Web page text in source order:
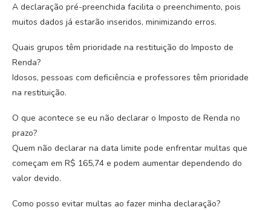
A declaração pré-preenchida facilita o preenchimento, pois
muitos dados já estarão inseridos, minimizando erros.
Quais grupos têm prioridade na restituição do Imposto de
Renda?
Idosos, pessoas com deficiência e professores têm prioridade
na restituição.
O que acontece se eu não declarar o Imposto de Renda no
prazo?
Quem não declarar na data limite pode enfrentar multas que
começam em R$ 165,74 e podem aumentar dependendo do
valor devido.
Como posso evitar multas ao fazer minha declaração?